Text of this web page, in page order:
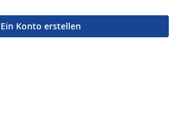
Ein Konto erstellen